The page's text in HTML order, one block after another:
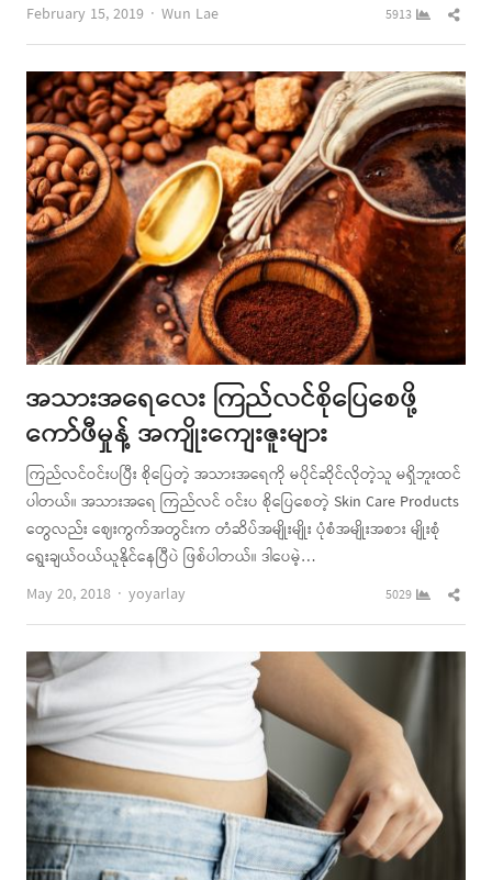
February 15, 2019
Author
Wun Lae 5913
အသားအရေလေး ကြည်လင်စိုပြေစေဖို့
ကော်ဖီမှုန့် အကျိုးကျေးဇူးများ
ကြည်လင်ဝင်းပပြီး စိုပြေတဲ့ အသားအရေကို မပိုင်ဆိုင်လိုတဲ့သူ မရှိဘူးထင်
ပါတယ်။ အသားအရေ ကြည်လင် ဝင်းပ စိုပြေစေတဲ့ Skin Care Products
တွေလည်း ဈေးကွက်အတွင်းက တံဆိပ်အမျိုးမျိုး ပုံစံအမျိုးအစား မျိုးစုံ
ရွေးချယ်ဝယ်ယူနိုင်နေပြီပဲ ဖြစ်ပါတယ်။ ဒါပေမဲ့…
May 20, 2018
Author
yoyarlay 5029